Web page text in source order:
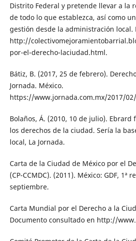
Distrito Federal y pretende llevar a la
de todo lo que establezca, así como
gestión desde la administración local.
http://
por-el-derecho-laciudad.html.
Bátiz, B. (2017, 25 de febrero).
Jornada. México.
https://www.jornada.com.mx/2017/
Bolaños, Á. (2010, 10 de julio).
los derechos de la ciudad. Sería la
local, La Jornada.
Carta de la Ciudad de México por el
(CP-CCMDC). (2011). México: GDF, 1ª
septiembre.
Carta Mundial por el Derecho a la
Documento consultado en http://